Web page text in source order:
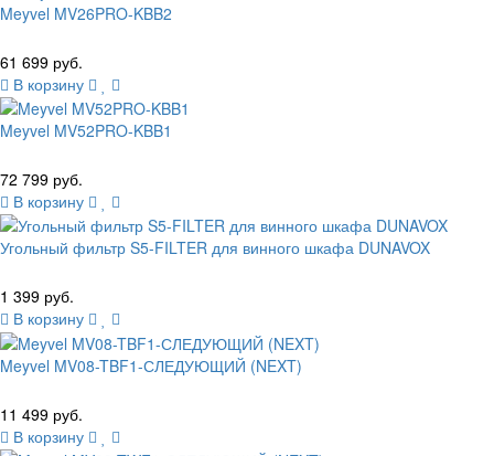
Meyvel MV26PRO-KBB2
61 699 руб.
В корзину
Meyvel MV52PRO-KBB1
72 799 руб.
В корзину
Угольный фильтр S5-FILTER для винного шкафа DUNAVOX
1 399 руб.
В корзину
Meyvel MV08-TBF1-СЛЕДУЮЩИЙ (NEXT)
11 499 руб.
В корзину